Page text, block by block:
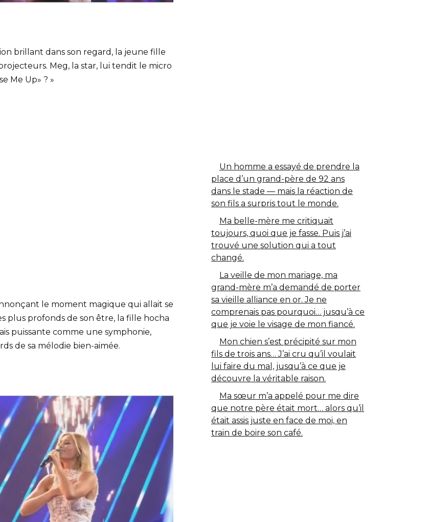
brillant dans son regard, la jeune fille
Meg, la star, lui tendit le micro
Me Up» ? »
le moment magique qui allait se
plus profonds de son être, la fille hocha
puissante comme une symphonie,
de sa mélodie bien-aimée.
Un homme a essayé de prendre la
place d’un grand-père de 92 ans
dans le stade — mais la réaction de
son fils a surpris tout le monde.
Ma belle-mère me critiquait
toujours, quoi que je fasse. Puis j’ai
trouvé une solution qui a tout
changé.
La veille de mon mariage, ma
grand-mère m’a demandé de porter
sa vieille alliance en or. Je ne
comprenais pas pourquoi… jusqu’à ce
que je voie le visage de mon fiancé.
Mon chien s’est précipité sur mon
fils de trois ans… J’ai cru qu’il voulait
lui faire du mal, jusqu’à ce que je
découvre la véritable raison.
Ma sœur m’a appelé pour me dire
que notre père était mort… alors qu’il
était assis juste en face de moi, en
train de boire son café.